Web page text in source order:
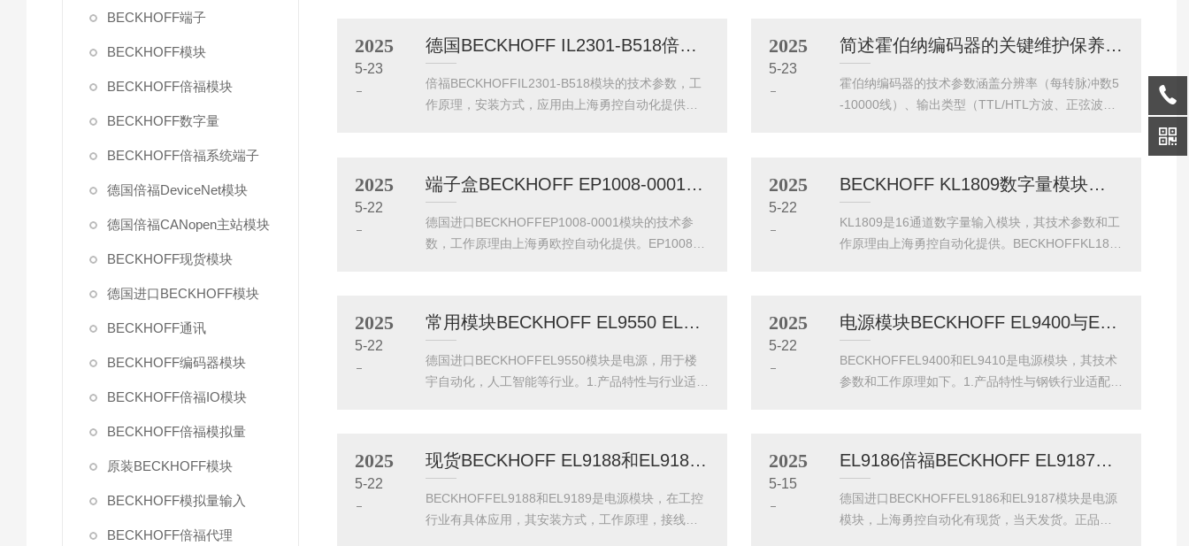
BECKHOFF端子
BECKHOFF模块
BECKHOFF倍福模块
BECKHOFF数字量
BECKHOFF倍福系统端子
德国倍福DeviceNet模块
德国倍福CANopen主站模块
BECKHOFF现货模块
德国进口BECKHOFF模块
BECKHOFF通讯
BECKHOFF编码器模块
BECKHOFF倍福IO模块
BECKHOFF倍福模拟量
原装BECKHOFF模块
BECKHOFF模拟量输入
BECKHOFF倍福代理
车）这类对实时性和可靠性要求的应用场景。该模
太网端口，可实现高速、低延迟的数据传输（延迟
时间在AGV控制系统中，IE2002模块通常作为Ether
导体制造领域，倍福的CX系列嵌入式控制器和EL系
设备的高精度定位（±0.1μm）和高速响应（≤100μ
s）。例如，ASML的光刻机采用倍福的EtherCAT实
2025
5-23
德国BECKHOFF IL2301-B518倍福现货技术参数
倍福BECKHOFFIL2301-B518模块的技术参数，工
作原理，安装方式，应用由上海勇控自动化提供。IL
适用于发动机控制、车身电子系统及智能驾驶辅助
C）使其能适应严苛的车载环境。例如，在新能源汽
车中，该模块可精准管理电池组的充放电过程，优
2025
5-23
简述霍伯纳编码器的关键维护保养步骤
霍伯纳编码器的技术参数涵盖分辨率（每转脉冲数5
-10000线）、输出类型（TTL/HTL方波、正弦波、
包括数控机床伺服系统、自动化产线定位控制及风
0关键部件。为了确保霍伯纳编码器长期稳定运行并
延长使用寿命，定期进行维护保养是不可少的。以
2025
5-22
端子盒BECKHOFF EP1008-0001倍福现货
德国进口BECKHOFFEP1008-0001模块的技术参
数，工作原理由上海勇欧控自动化提供。EP1008-0
合10kHz/通道采样率，可满足伺服系统力矩反馈、
线制技术简化了布线，单模块功耗仅2.8W，相比传
统方案节省40%控制柜空间。在机电设备关键场景
2025
5-22
BECKHOFF KL1809数字量模块应用
KL1809是16通道数字量输入模块，其技术参数和工
作原理由上海勇控自动化提供。BECKHOFFKL180
值3mA，可检测15-30V范围内的开关信号，响应时
过K-bus与上级控制器通信，功耗仅1.5W。其核心
特性包括：通道级诊断：通过LED指示灯实时显示
2025
5-22
常用模块BECKHOFF EL9550 EL9560电源参数
德国进口BECKHOFFEL9550模块是电源，用于楼
宇自动化，人工智能等行业。1.产品特性与行业适配
服电机制动时产生的能量回馈至直流母线，效率高
560则是电阻式制动模块，通过外接制动电阻消耗多
余能量，适用于高惯性负载的砂光、压刨等大型机
2025
5-22
电源模块BECKHOFF EL9400与EL9410技术参数
BECKHOFFEL9400和EL9410是电源模块，其技术
参数和工作原理如下。1.产品特性与钢铁行业适配性
5%。在钢铁行业的高能耗、强电磁干扰环境中，其
计，适应电弧炉、轧机等强电磁环境；实时数据集
成：通过EtherCAT将能耗数据直接传输至TwinCAT
2025
5-22
现货BECKHOFF EL9188和EL9189电源模块
BECKHOFFEL9188和EL9189是电源模块，在工控
行业有具体应用，其安装方式，工作原理，接线方
2025
5-15
EL9186倍福BECKHOFF EL9187模块现货
德国进口BECKHOFFEL9186和EL9187模块是电源
模块，上海勇控自动化有现货，当天发货。正品质